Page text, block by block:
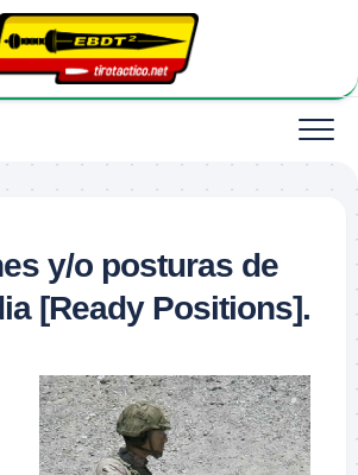
y/o posturas de
[Ready Positions].